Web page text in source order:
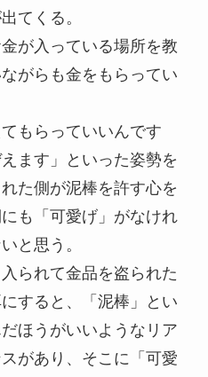
てくる。
が入っている場所を教
がらも金をもらってい
もらっていいんです
ます」といった姿勢を
た側が泥棒を許す心を
も「可愛げ」がなけれ
と思う。
られて金品を盗られた
すると、「泥棒」とい
ほうがいいようなリア
があり、そこに「可愛